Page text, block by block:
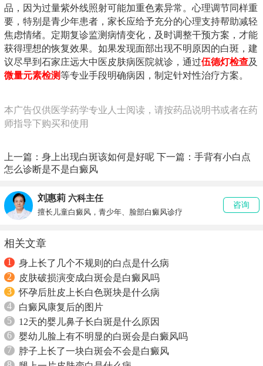
品，因为过量紫外线照射可能加重色素异常。心理调节同样重
要，特别是青少年患者，家长应给予充分的心理支持帮助减轻
焦虑情绪。定期复诊监测病情变化，及时调整干预方案，才能
获得理想的恢复效果。如果发现面部出现不明原因的白斑，建
议尽早到石家庄远大中医皮肤病医院就诊，通过伍德灯检查及
微量元素检测等专业手段明确病因，制定针对性治疗方案。
本广告仅供医学药学专业人士阅读，请按药品说明书或者在药
师指导下购买和使用
上一篇： 身上出现白斑该如何是好呢 下一篇： 手背有小白点
怎么诊断是不是白癜风
刘惠莉 六科主任
擅长儿童白癜风，青少年、脸部白癜风诊疗
咨询
相关文章
1
身上长了几个不规则的白点是什么病
2
皮肤破损演变成白斑会是白癜风吗
3
怀孕后肚皮上长白色斑块是什么病
4
白癜风康复后的图片
5
12天的婴儿鼻子长白斑是什么原因
6
婴幼儿脸上有不明显的白斑会是白癜风吗
7
脖子上长了一块白斑会不会是白癜风